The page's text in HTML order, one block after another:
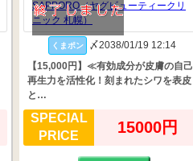
くまポン
〆2038/01/19 12:14
【15,000円】≪有効成分が皮膚の自己
再生力を活性化！刻まれたシワを表皮
と…
SPECIAL
PRICE
15000円